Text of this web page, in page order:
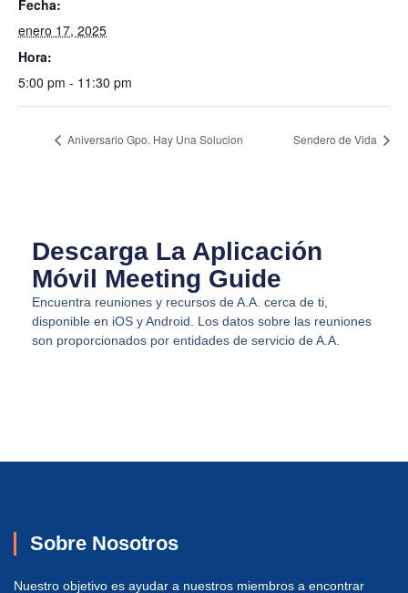
Fecha:
enero 17, 2025
Hora:
5:00 pm - 11:30 pm
Aniversario Gpo. Hay Una Solucion Sendero de Vida
Descarga La Aplicación
Móvil Meeting Guide
Encuentra reuniones y recursos de A.A. cerca de ti,
disponible en iOS y Android. Los datos sobre las reuniones
son proporcionados por entidades de servicio de A.A.
Sobre Nosotros
Nuestro objetivo es ayudar a nuestros miembros a encontrar